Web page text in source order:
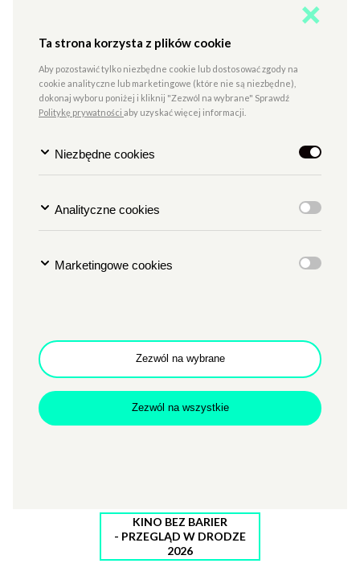
press@ckzamek.pl
tel. +48 607609027
AKREDYTACJE MEDIALNE
2026 | MEDIA
organizowane w Centrum Kultury ZAMEK w Poznaniu
the ZAMEK Culture Center in Poznań should be sent to:
press@ckzamek.pl
KINO BEZ BARIER
- PRZEGLĄD W DRODZE
2026
Ta strona korzysta z plików cookie
Aby pozostawić tylko niezbędne cookie lub dostosować zgody na
cookie analityczne lub marketingowe (które nie są niezbędne),
dokonaj wyboru poniżej i kliknij "Zezwól na wybrane" Sprawdź
Politykę prywatności aby uzyskać więcej informacji.
Niezbędne cookies
Analityczne cookies
Marketingowe cookies
Zezwól na wybrane
Zezwól na wszystkie